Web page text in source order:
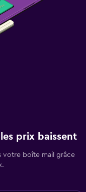
prix baissent
votre boîte mail grâce